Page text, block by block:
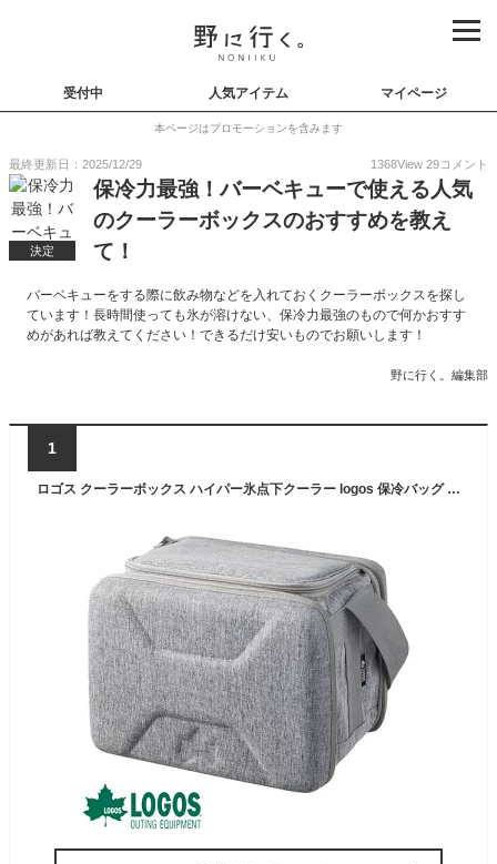
受付中 人気アイテム マイページ
本ページはプロモーションを含みます
最終更新日：2025/12/29 1368View 29コメント
決定
保冷力最強！バーベキューで使える人気
のクーラーボックスのおすすめを教え
て！
バーベキューをする際に飲み物などを入れておくクーラーボックスを探し
ています！長時間使っても氷が溶けない、保冷力最強のもので何かおすす
めがあれば教えてください！できるだけ安いものでお願いします！
野に行く。編集部
1
ロゴス クーラーボックス ハイパー氷点下クーラー logos 保冷バッグ クーラーBOX 大容量 コンパクト 強力保冷 ハイパークーラー バッグ スポーツ バーベキュー ピクニック 保冷力 ハイパー氷点下 クールマスターS アーバン 81670065